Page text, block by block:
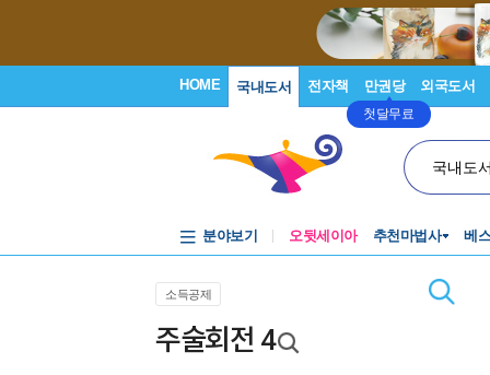
HOME 국내도서 전자책 만권당
첫달무료
외국도서
국내도
분야보기 오뒷세이아 추천마법사 베
소득공제
주술회전 4